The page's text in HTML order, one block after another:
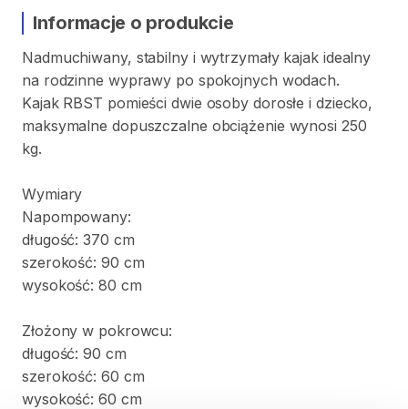
Informacje o produkcie
Nadmuchiwany​,​ stabilny i wytrzymały kajak idealny
na rodzinne wyprawy po spokojnych wodach.
Kajak RBST pomieści dwie osoby dorosłe i dziecko​,​
maksymalne dopuszczalne obciążenie wynosi 250
kg.
Wymiary
Napompowany:
długość: 370 cm
szerokość: 90 cm
wysokość: 80 cm
Złożony w pokrowcu:
długość: 90 cm
szerokość: 60 cm
wysokość: 60 cm